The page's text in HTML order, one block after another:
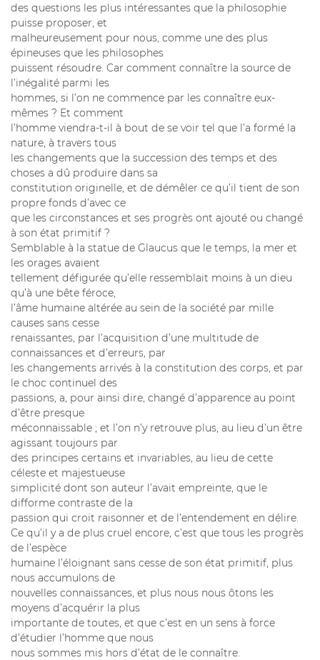
des questions les plus intéressantes que la philosophie
puisse proposer, et
malheureusement pour nous, comme une des plus
épineuses que les philosophes
puissent résoudre. Car comment connaître la source de
l’inégalité parmi les
hommes, si l’on ne commence par les connaître eux-
mêmes ? Et comment
l’homme viendra-t-il à bout de se voir tel que l’a formé la
nature, à travers tous
les changements que la succession des temps et des
choses a dû produire dans sa
constitution originelle, et de démêler ce qu’il tient de son
propre fonds d’avec ce
que les circonstances et ses progrès ont ajouté ou changé
à son état primitif ?
Semblable à la statue de Glaucus que le temps, la mer et
les orages avaient
tellement défigurée qu’elle ressemblait moins à un dieu
qu’à une bête féroce,
l’âme humaine altérée au sein de la société par mille
causes sans cesse
renaissantes, par l’acquisition d’une multitude de
connaissances et d’erreurs, par
les changements arrivés à la constitution des corps, et par
le choc continuel des
passions, a, pour ainsi dire, changé d’apparence au point
d’être presque
méconnaissable ; et l’on n’y retrouve plus, au lieu d’un être
agissant toujours par
des principes certains et invariables, au lieu de cette
céleste et majestueuse
simplicité dont son auteur l’avait empreinte, que le
difforme contraste de la
passion qui croit raisonner et de l’entendement en délire.
Ce qu’il y a de plus cruel encore, c’est que tous les progrès
de l’espèce
humaine l’éloignant sans cesse de son état primitif, plus
nous accumulons de
nouvelles connaissances, et plus nous nous ôtons les
moyens d’acquérir la plus
importante de toutes, et que c’est en un sens à force
d’étudier l’homme que nous
nous sommes mis hors d’état de le connaître.